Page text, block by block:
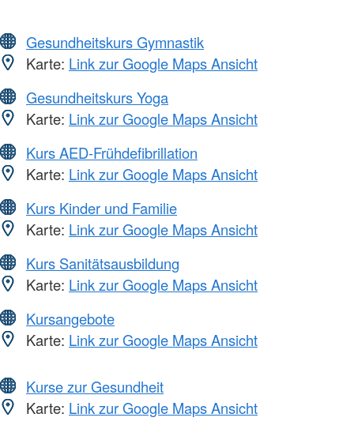
Gesundheitskurs Gymnastik
Karte: Link zur Google Maps Ansicht
Gesundheitskurs Yoga
Karte: Link zur Google Maps Ansicht
Kurs AED-Frühdefibrillation
Karte: Link zur Google Maps Ansicht
Kurs Kinder und Familie
Karte: Link zur Google Maps Ansicht
Kurs Sanitätsausbildung
Karte: Link zur Google Maps Ansicht
Kursangebote
Karte: Link zur Google Maps Ansicht
Kurse zur Gesundheit
Karte: Link zur Google Maps Ansicht